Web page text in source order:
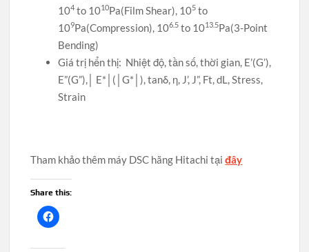
104 to 1010Pa(Film Shear), 105 to
109Pa(Compression), 106.5 to 1013.5Pa(3-Point
Bending)
Giá trị hển thị: Nhiệt độ, tần số, thời gian, E’(G’),
E”(G”),│ E*│(│G*│), tanδ, η, J’, J”, Ft, dL, Stress,
Strain
Tham khảo thêm máy DSC hãng Hitachi tạiđây
Share this: